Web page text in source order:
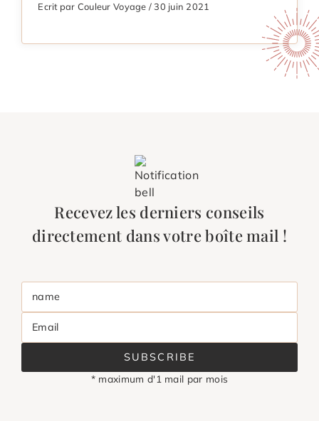
Ecrit par Couleur Voyage / 30 juin 2021
Recevez les derniers conseils
directement dans votre boîte mail !
name
Email
SUBSCRIBE
* maximum d'1 mail par mois